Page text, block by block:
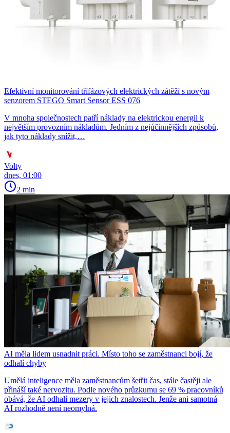
Efektivní monitorování třífázových elektrických zátěží s novým
senzorem STEGO Smart Sensor ESS 076
V mnoha společnostech patří náklady na elektrickou energii k
největším provozním nákladům. Jedním z nejúčinnějších způsobů,
jak tyto náklady snížit,…
Volty
dnes, 01:00
2 min
AI měla lidem usnadnit práci. Místo toho se zaměstnanci bojí, že
odhalí chyby
Umělá inteligence měla zaměstnancům šetřit čas, stále častěji ale
přináší také nervozitu. Podle nového průzkumu se 69 % pracovníků
obává, že AI odhalí mezery v jejich znalostech. Jenže ani samotná
AI rozhodně není neomylná.